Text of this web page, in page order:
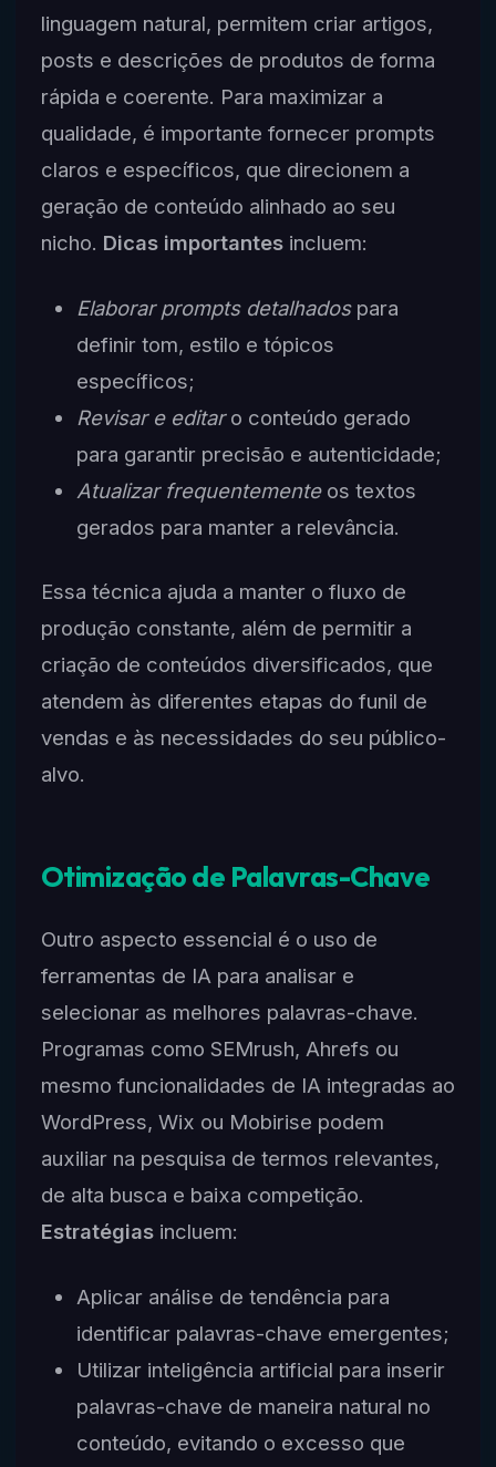
linguagem natural, permitem criar artigos,
posts e descrições de produtos de forma
rápida e coerente. Para maximizar a
qualidade, é importante fornecer prompts
claros e específicos, que direcionem a
geração de conteúdo alinhado ao seu
nicho. Dicas importantesincluem:
Elaborar prompts detalhadospara
definir tom, estilo e tópicos
específicos;
Revisar e editaro conteúdo gerado
para garantir precisão e autenticidade;
Atualizar frequentementeos textos
gerados para manter a relevância.
Essa técnica ajuda a manter o fluxo de
produção constante, além de permitir a
criação de conteúdos diversificados, que
atendem às diferentes etapas do funil de
vendas e às necessidades do seu público-
alvo.
Otimização de Palavras-Chave
Outro aspecto essencial é o uso de
ferramentas de IA para analisar e
selecionar as melhores palavras-chave.
Programas como SEMrush, Ahrefs ou
mesmo funcionalidades de IA integradas ao
WordPress, Wix ou Mobirise podem
auxiliar na pesquisa de termos relevantes,
de alta busca e baixa competição.
Estratégiasincluem:
Aplicar análise de tendência para
identificar palavras-chave emergentes;
Utilizar inteligência artificial para inserir
palavras-chave de maneira natural no
conteúdo, evitando o excesso que